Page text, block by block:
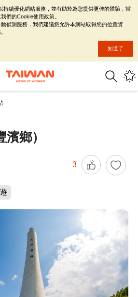
鄉）
3
持續優化網站服務，並有助於為您提供更佳的體驗，當
們的Cookie使用政策。
偵測服務，我們建議您允許本網站取得您的位置資
知道了